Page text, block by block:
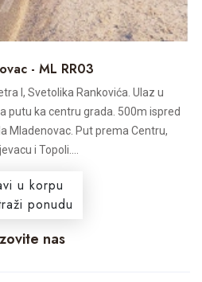
- ML RR03
I, Svetolika Rankovića. Ulaz u
putu ka centru grada. 500m ispred
Mladenovac. Put prema Centru,
i Topoli....
u korpu
ponudu
nas